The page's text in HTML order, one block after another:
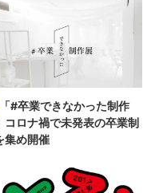
「#卒業できなかった制作
コロナ禍で未発表の卒業制
集め開催